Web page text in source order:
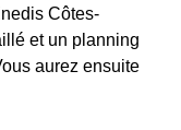
Côtes-
et un planning
aurez ensuite